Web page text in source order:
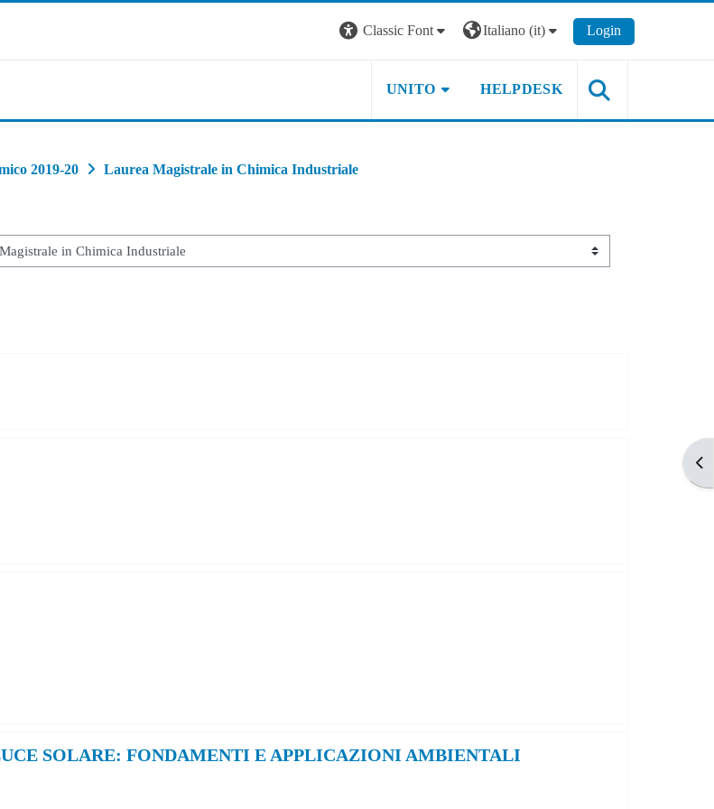
Classic Font
Italiano ‎(it)‎ Login
UNITO HELPDESK
2019-20 Laurea Magistrale in Chimica Industriale
SOLARE: FONDAMENTI E APPLICAZIONI AMBIENTALI